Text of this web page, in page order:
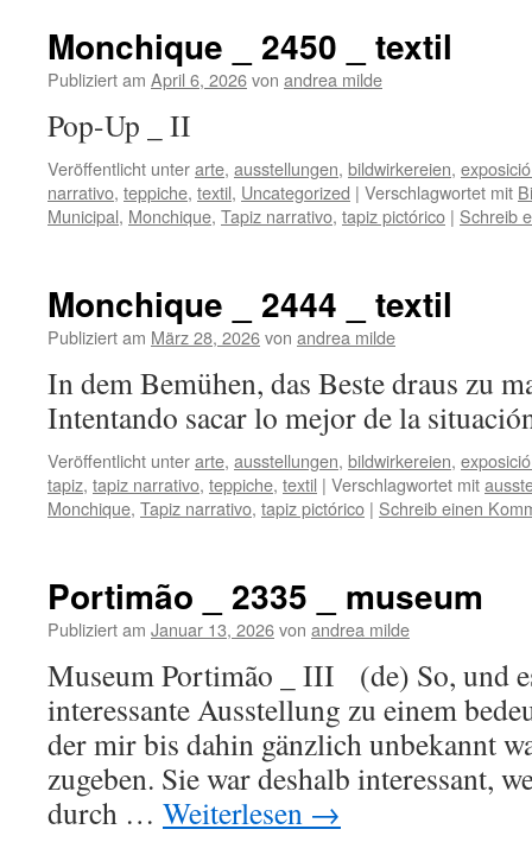
Monchique _ 2450 _ textil
Publiziert am April 6, 2026von andrea milde
Pop-Up
Veröffentlicht unterarte, ausstellungen, bildwirkereien,
narrativo, teppiche, textil, Uncategorized | Verschlagwortet mit
Municipal, Monchique, Tapiz narrativo, tapiz pictórico | Schreib
Monchique _ 2444 _ textil
Publiziert am März 28, 2026von andrea milde
In dem Bemühen, das Beste draus zu
Intentando sacar lo mejor de la
Veröffentlicht unterarte, ausstellungen, bildwirkereien,
tapiz, tapiz narrativo, teppiche, textil | Verschlagwortet mit
Monchique, Tapiz narrativo, tapiz pictórico | Schreib einen
Portimão _ 2335 _ museum
Publiziert am Januar 13, 2026von andrea milde
Museum Portimão _ III (de) So, und
interessante Ausstellung zu einem
der mir bis dahin gänzlich unbekannt
zugeben. Sie war deshalb interessant,
durch … Weiterlesen →